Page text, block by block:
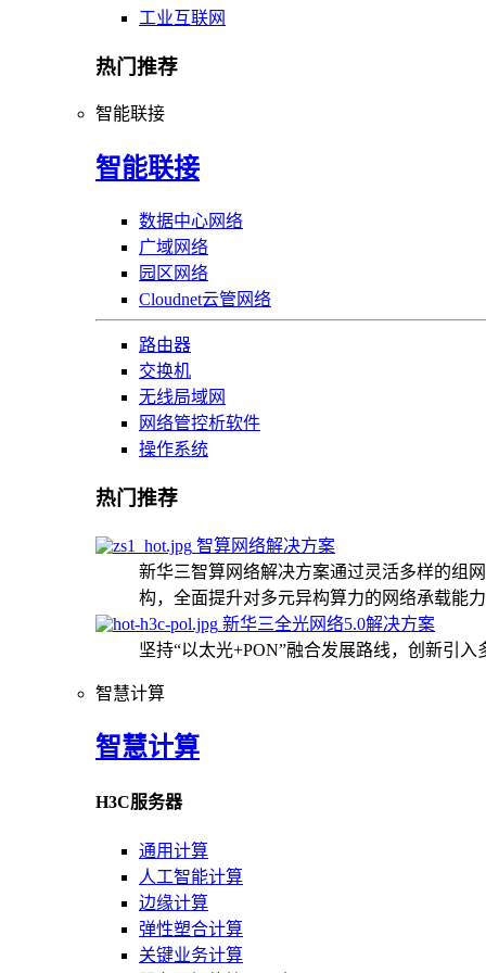
工业互联网
热门推荐
智能联接
智能联接
数据中心网络
广域网络
园区网络
Cloudnet云管网络
路由器
交换机
无线局域网
网络管控析软件
操作系统
热门推荐
智算网络解决方案
新华三智算网络解决方案通过灵活多样的组
构，全面提升对多元异构算力的网络承载能
新华三全光网络5.0解决方案
坚持“以太光+PON”融合发展路线，创新引
智慧计算
智慧计算
H3C服务器
通用计算
人工智能计算
边缘计算
弹性塑合计算
关键业务计算